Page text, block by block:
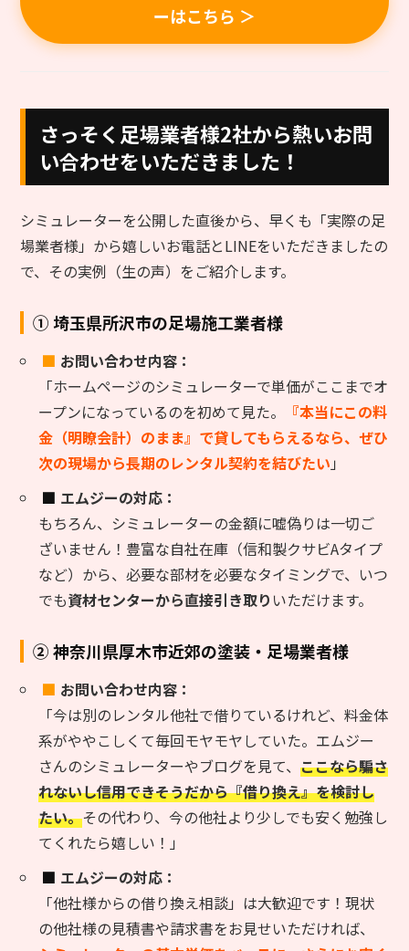
ーはこちら ＞
さっそく足場業者様2社から熱いお問
い合わせをいただきました！
シミュレーターを公開した直後から、早くも「実際の足
場業者様」から嬉しいお電話とLINEをいただきましたの
で、その実例（生の声）をご紹介します。
① 埼玉県所沢市の足場施工業者様
■ お問い合わせ内容：
「ホームページのシミュレーターで単価がここまでオ
ープンになっているのを初めて見た。
『本当にこの料
金（明瞭会計）のまま』で貸してもらえるなら、ぜひ
次の現場から長期のレンタル契約を結びたい 」
■ エムジーの対応：
もちろん、シミュレーターの金額に嘘偽りは一切ご
ざいません！豊富な自社在庫（信和製クサビAタイプ
など）から、必要な部材を必要なタイミングで、いつ
でも資材センターから直接引き取り いただけます。
② 神奈川県厚木市近郊の塗装・足場業者様
■ お問い合わせ内容：
「今は別のレンタル他社で借りているけれど、料金体
系がややこしくて毎回モヤモヤしていた。エムジー
さんのシミュレーターやブログを見て、ここなら騙さ
れないし信用できそうだから『借り換え』を検討し
たい。その代わり、今の他社より少しでも安く勉強し
てくれたら嬉しい！」
■ エムジーの対応：
「他社様からの借り換え相談」は大歓迎です！現状
の他社様の見積書や請求書をお見せいただければ、